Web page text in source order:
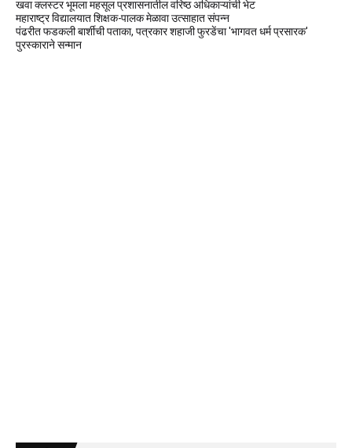
खवा क्लस्टर भूमला महसूल प्रशासनातील वरिष्ठ अधिकाऱ्यांची भेट
महाराष्ट्र विद्यालयात शिक्षक-पालक मेळावा उत्साहात संपन्न
पंढरीत फडकली बार्शीची पताका, पत्रकार शहाजी फुरडेंचा 'भागवत धर्म प्रसारक'
पुरस्काराने सन्मान